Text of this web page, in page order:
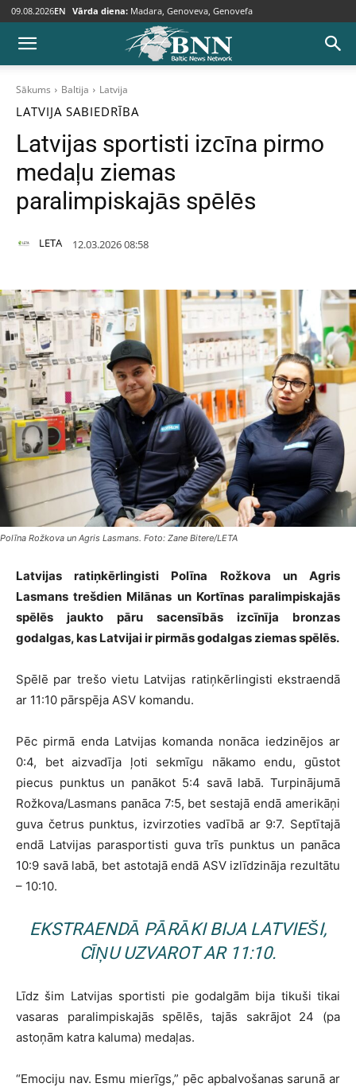
09.08.2026EN Vārda diena: Madara, Genoveva, Genovefa
Sākums Baltija Latvija
LATVIJA SABIEDRĪBA
Latvijas sportisti izcīna pirmo
medaļu ziemas
paralimpiskajās spēlēs
LETA 12.03.2026 08:58
Polīna Rožkova un Agris Lasmans. Foto: Zane Bitere/LETA
Latvijas ratiņkērlingisti Polīna Rožkova un Agris
Lasmans trešdien Milānas un Kortīnas paralimpiskajās
spēlēs jaukto pāru sacensībās izcīnīja bronzas
godalgas, kas Latvijai ir pirmās godalgas ziemas spēlēs.
Spēlē par trešo vietu Latvijas ratiņkērlingisti ekstraendā
ar 11:10 pārspēja ASV komandu.
Pēc pirmā enda Latvijas komanda nonāca iedzinējos ar
0:4, bet aizvadīja ļoti sekmīgu nākamo endu, gūstot
piecus punktus un panākot 5:4 savā labā. Turpinājumā
Rožkova/Lasmans panāca 7:5, bet sestajā endā amerikāņi
guva četrus punktus, izvirzoties vadībā ar 9:7. Septītajā
endā Latvijas parasportisti guva trīs punktus un panāca
10:9 savā labā, bet astotajā endā ASV izlīdzināja rezultātu
– 10:10.
EKSTRAENDĀ PĀRĀKI BIJA LATVIEŠI,
CĪŅU UZVAROT AR 11:10.
Līdz šim Latvijas sportisti pie godalgām bija tikuši tikai
vasaras paralimpiskajās spēlēs, tajās sakrājot 24 (pa
astoņām katra kaluma) medaļas.
“Emociju nav. Esmu mierīgs,” pēc apbalvošanas sarunā ar